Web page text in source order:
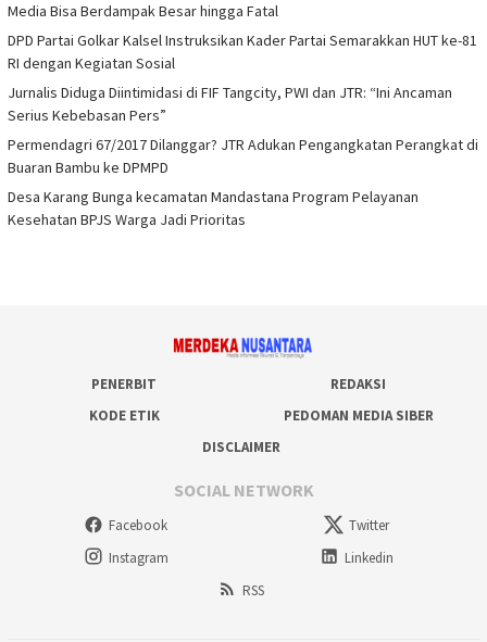
Media Bisa Berdampak Besar hingga Fatal
DPD Partai Golkar Kalsel Instruksikan Kader Partai Semarakkan HUT ke-81
RI dengan Kegiatan Sosial
Jurnalis Diduga Diintimidasi di FIF Tangcity, PWI dan JTR: “Ini Ancaman
Serius Kebebasan Pers”
Permendagri 67/2017 Dilanggar? JTR Adukan Pengangkatan Perangkat di
Buaran Bambu ke DPMPD
Desa Karang Bunga kecamatan Mandastana Program Pelayanan
Kesehatan BPJS Warga Jadi Prioritas
PENERBIT
REDAKSI
KODE ETIK
PEDOMAN MEDIA SIBER
DISCLAIMER
SOCIAL NETWORK
Facebook
Twitter
Instagram
Linkedin
RSS